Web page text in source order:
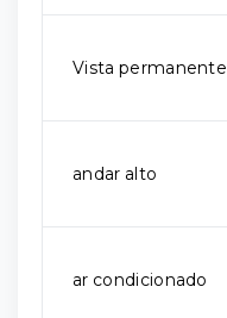
Vista permanente
andar alto
ar condicionado